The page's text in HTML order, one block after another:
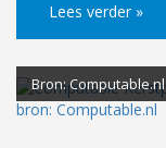
Lees verder »
Bron: Computable.nl